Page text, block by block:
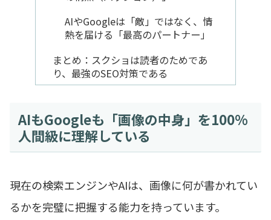
AIやGoogleは「敵」ではなく、情
熱を届ける「最高のパートナー」
まとめ：スクショは読者のためであ
り、最強のSEO対策である
AIもGoogleも「画像の中身」を100%
人間級に理解している
現在の検索エンジンやAIは、画像に何が書かれてい
るかを完璧に把握する能力を持っています。